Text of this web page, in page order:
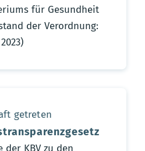
für Gesundheit
der Verordnung:
getreten
der KBV zu den